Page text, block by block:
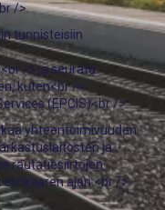
/>.
tunnisteisiin
/>ja seurata
kuten<br />
(EPCIS)<br />.
yhteentoimivuuden
ja
rautatiesiirtojen
ajan.<br />